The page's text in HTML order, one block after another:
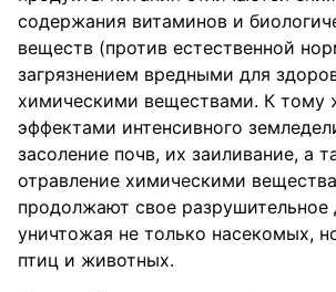
содержания витаминов и
веществ (против естественной
загрязнением вредными для
химическими веществами. К тому
эффектами интенсивного
засоление почв, их заиливание, а
отравление химическими
продолжают свое разрушительное
уничтожая не только насекомых,
птиц и животных.